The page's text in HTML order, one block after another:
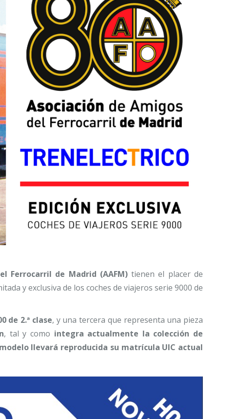
Ferrocarril de Madrid (AAFM)tienen el placer de
y exclusiva de los coches de viajeros serie 9000 de
de 2.ª clase, y una tercera que representa una pieza
, tal y como integra actualmente la colección de
llevará reproducida su matrícula UIC actual